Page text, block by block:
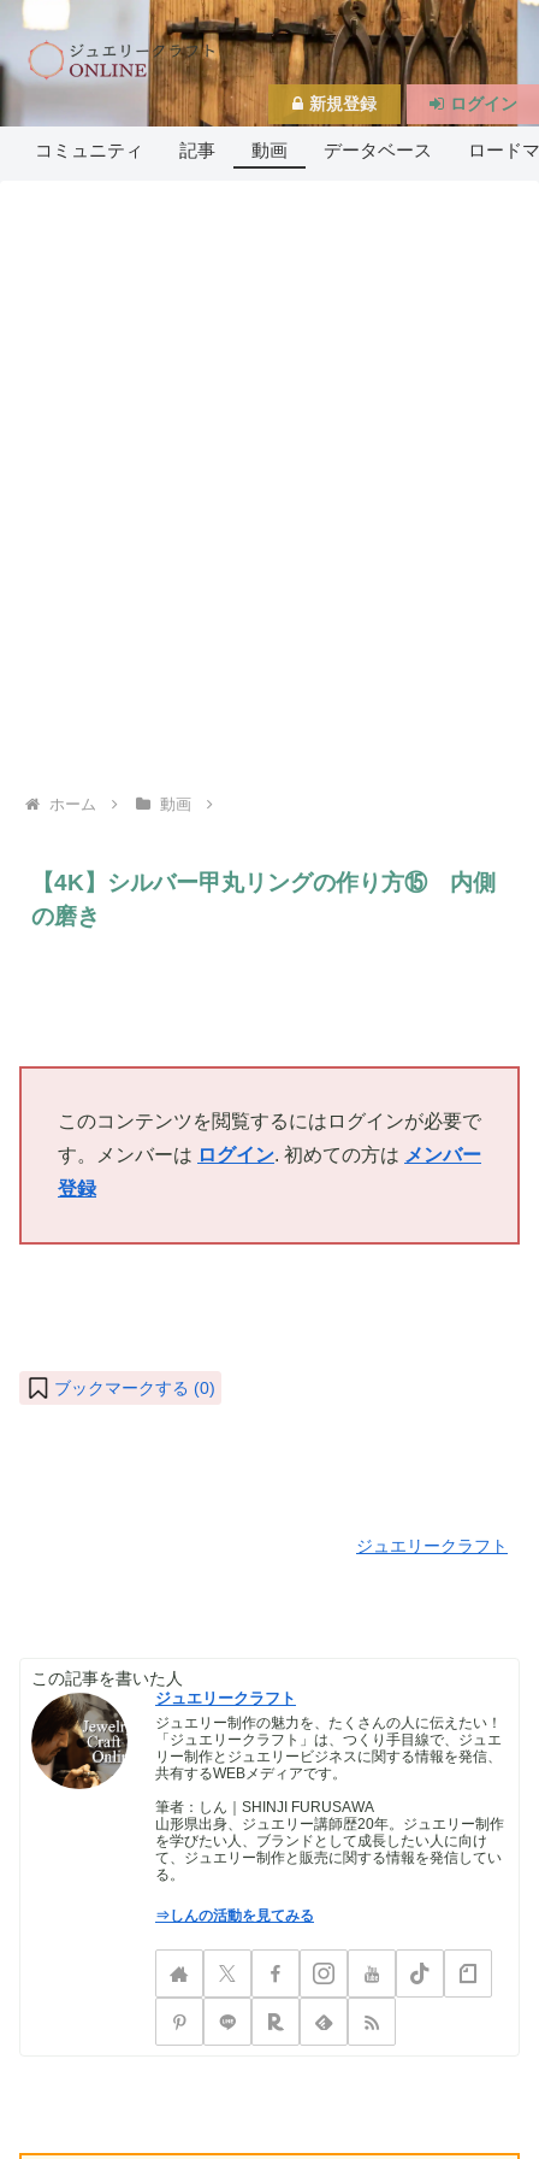
コミュニティ 記事 動画 データベース ロード
ホーム 動画
【4K】シルバー甲丸リングの作り方⑮ 内側
の磨き
このコンテンツを閲覧するにはログインが必要で
す。メンバーは ログイン. 初めての方は メンバー
登録
ブックマークする (0)
ジュエリークラフト
この記事を書いた人
ジュエリークラフト
ジュエリー制作の魅力を、たくさんの人に伝えたい！
「ジュエリークラフト」は、つくり手目線で、ジュエ
リー制作とジュエリービジネスに関する情報を発信、
共有するWEBメディアです。
筆者：しん｜SHINJI FURUSAWA
山形県出身、ジュエリー講師歴20年。ジュエリー制作
を学びたい人、ブランドとして成長したい人に向け
て、ジュエリー制作と販売に関する情報を発信してい
る。
⇒しんの活動を見てみる
新規登録 ログイン